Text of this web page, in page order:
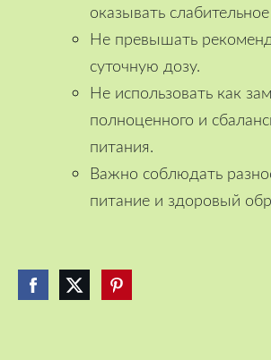
оказывать
Не превышать
суточную дозу.
Не использовать как
полноценного и
питания.
Важно соблюдать
питание и здоровый